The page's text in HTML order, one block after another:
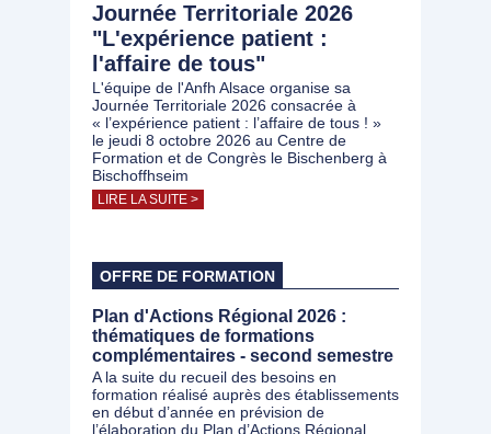
Journée Territoriale 2026
"L'expérience patient :
l'affaire de tous"
L'équipe de l'Anfh Alsace organise sa
Journée Territoriale 2026 consacrée à
« l’expérience patient : l’affaire de tous ! »
le jeudi 8 octobre 2026 au Centre de
Formation et de Congrès le Bischenberg à
Bischoffhseim
LIRE LA SUITE >
OFFRE DE FORMATION
Plan d'Actions Régional 2026 :
thématiques de formations
complémentaires - second semestre
A la suite du recueil des besoins en
formation réalisé auprès des établissements
en début d’année en prévision de
l’élaboration du Plan d’Actions Régional